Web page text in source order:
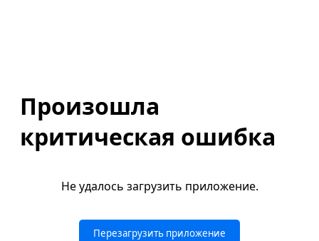
Произошла
критическая ошибка
Не удалось загрузить приложение.
Перезагрузить приложение